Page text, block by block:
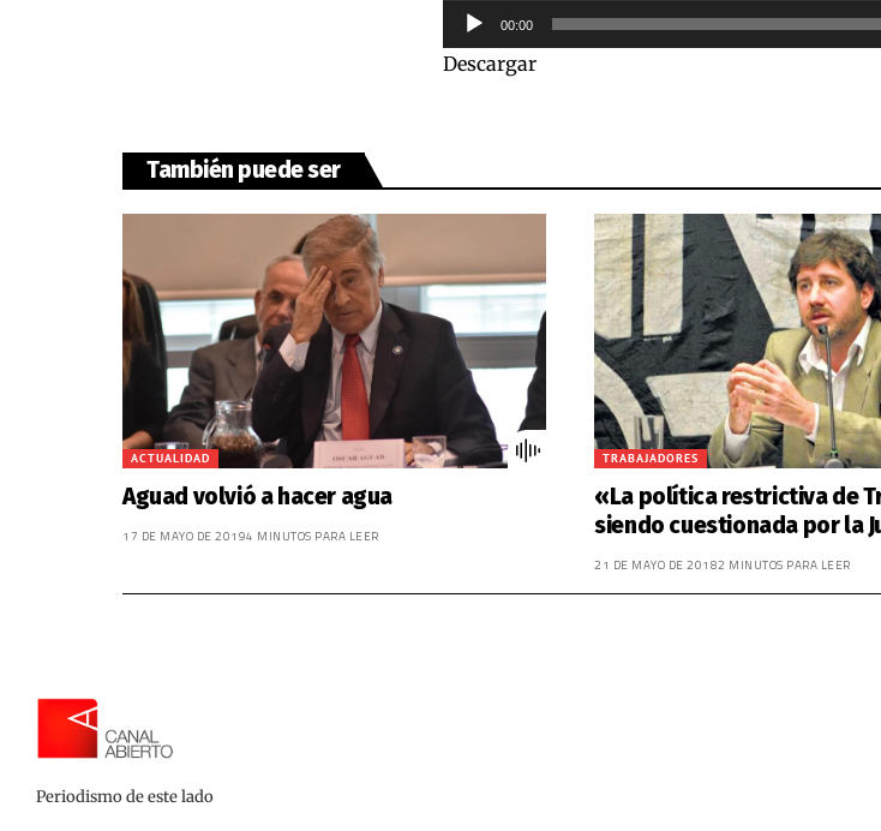
Reproductor
de
audio
00:00
Descargar
También puede ser
ACTUALIDAD
Aguad volvió a hacer agua
17 DE MAYO DE 20194 MINUTOS PARA LEER
TRABAJADORES
«La política restrictiva de
siendo cuestionada por la
21 DE MAYO DE 20182 MINUTOS PARA LEER
Periodismo de este lado